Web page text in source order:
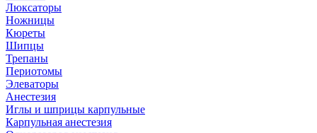
Люксаторы
Ножницы
Кюреты
Шипцы
Трепаны
Периотомы
Элеваторы
Анестезия
Иглы и шприцы карпульные
Карпульная анестезия